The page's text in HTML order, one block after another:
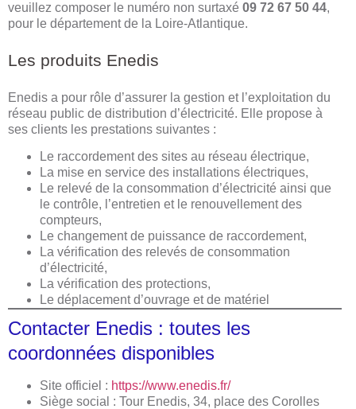
veuillez composer le numéro non surtaxé 09 72 67 50 44,
pour le département de la Loire-Atlantique.
Les produits Enedis
Enedis a pour rôle d’assurer la gestion et l’exploitation du
réseau public de distribution d’électricité. Elle propose à
ses clients les prestations suivantes :
Le raccordement des sites au réseau électrique,
La mise en service des installations électriques,
Le relevé de la consommation d’électricité ainsi que
le contrôle, l’entretien et le renouvellement des
compteurs,
Le changement de puissance de raccordement,
La vérification des relevés de consommation
d’électricité,
La vérification des protections,
Le déplacement d’ouvrage et de matériel
Contacter Enedis : toutes les
coordonnées disponibles
Site officiel : https://www.enedis.fr/
Siège social : Tour Enedis, 34, place des Corolles